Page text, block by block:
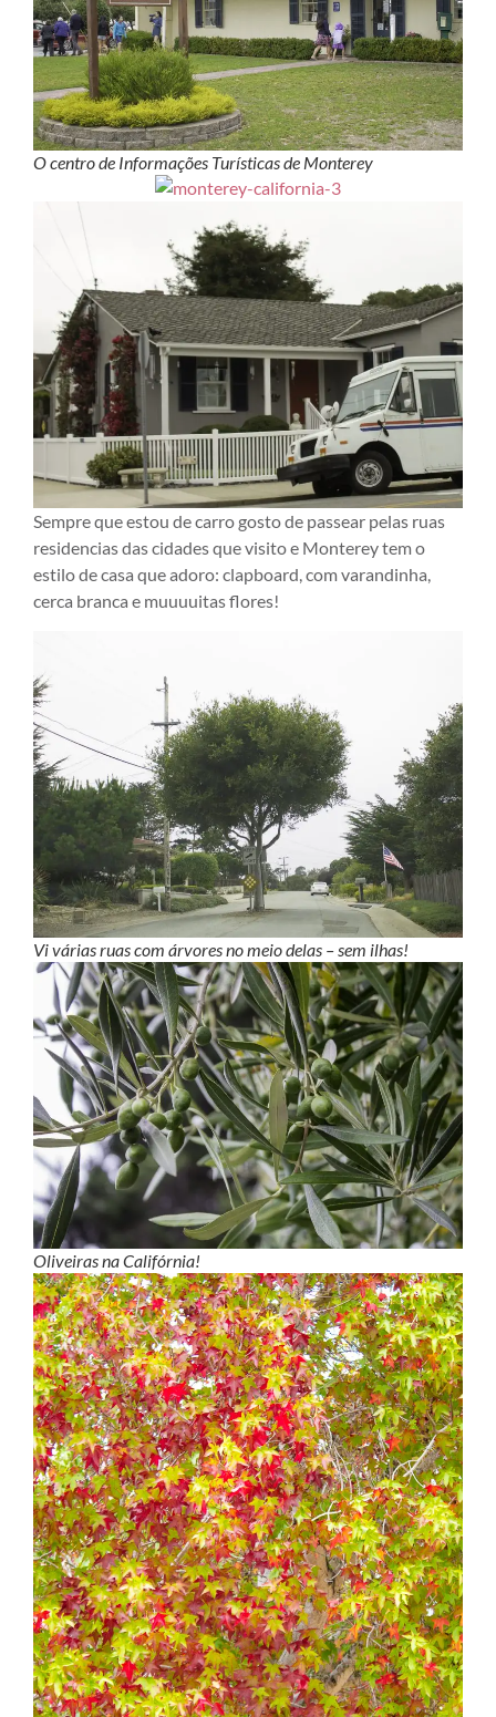
O centro de Informações Turísticas de Monterey
Sempre que estou de carro gosto de passear pelas ruas
residencias das cidades que visito e Monterey tem o
estilo de casa que adoro: clapboard, com varandinha,
cerca branca e muuuuitas flores!
Vi várias ruas com árvores no meio delas – sem ilhas!
Oliveiras na Califórnia!